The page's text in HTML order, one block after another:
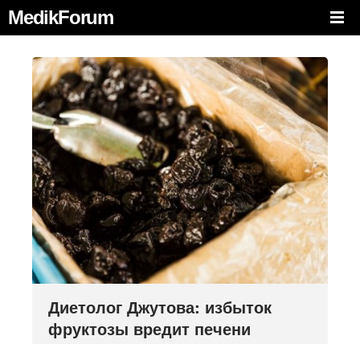
MedikForum
Диетолог Джутова: избыток
фруктозы вредит печени